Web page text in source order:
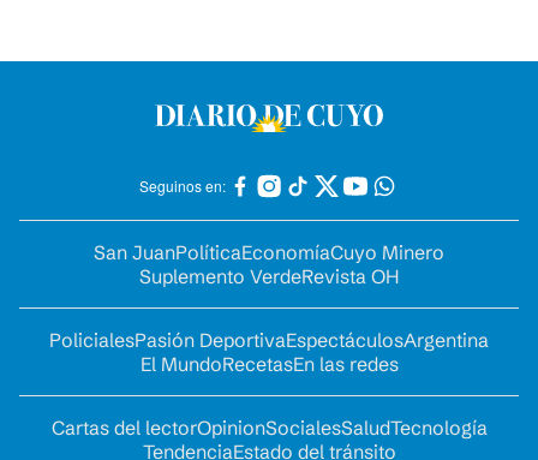
Seguinos en:
San JuanPolíticaEconomíaCuyo Minero
Suplemento VerdeRevista OH
PolicialesPasión DeportivaEspectáculosArgentina
El MundoRecetasEn las redes
Cartas del lectorOpinionSocialesSaludTecnología
TendenciaEstado del tránsito